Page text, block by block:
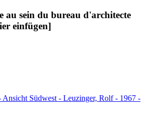
au sein du bureau d'architecte
einfügen]